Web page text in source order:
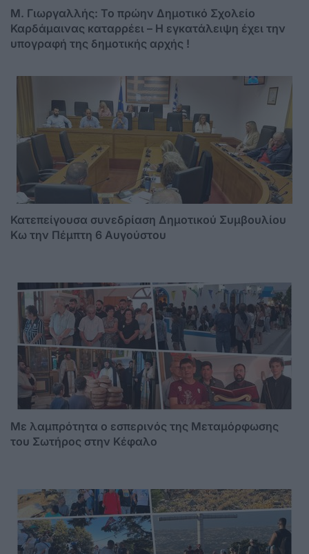
M. Γιωργαλλής: Το πρώην Δημοτικό Σχολείο
Καρδάμαινας καταρρέει – Η εγκατάλειψη έχει την
υπογραφή της δημοτικής αρχής !
Κατεπείγουσα συνεδρίαση Δημοτικού Συμβουλίου
Κω την Πέμπτη 6 Αυγούστου
Με λαμπρότητα ο εσπερινός της Μεταμόρφωσης
του Σωτήρος στην Κέφαλο